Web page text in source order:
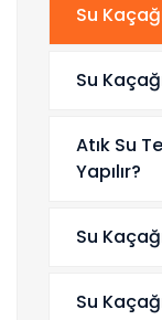
Su
Su
Atık Su
Yapılır?
Su
Su